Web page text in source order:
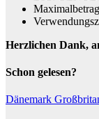
Herzlichen Dank,
Schon gelesen?
Dänemark